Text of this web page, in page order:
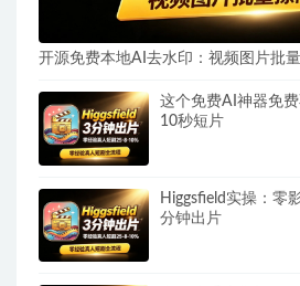
开源免费本地AI去水印：视频图片批
这个免费AI神器免
10秒短片
Higgsfield实操：零
分钟出片